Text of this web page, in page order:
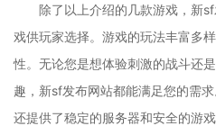
除了以上介绍的几款游戏，新
戏供玩家选择。游戏的玩法丰富多
性。无论您是想体验刺激的战斗还
趣，新sf发布网站都能满足您的需
还提供了稳定的服务器和安全的游